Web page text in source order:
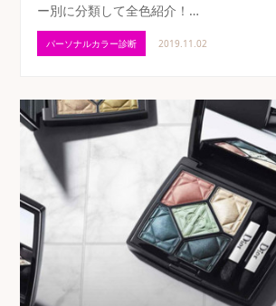
ー別に分類して全色紹介！…
パーソナルカラー診断 2019.11.02